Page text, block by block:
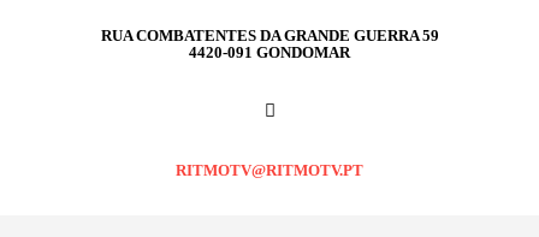
RUA COMBATENTES DA GRANDE GUERRA 59
4420-091 GONDOMAR
RITMOTV@RITMOTV.PT